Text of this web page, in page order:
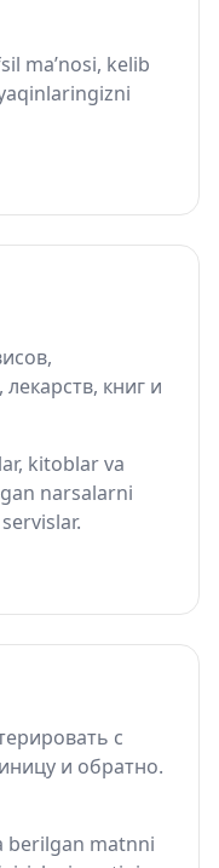
ma’nosi, kelib
книг и
kitoblar va
narsalarni
с
и обратно.
berilgan matnni